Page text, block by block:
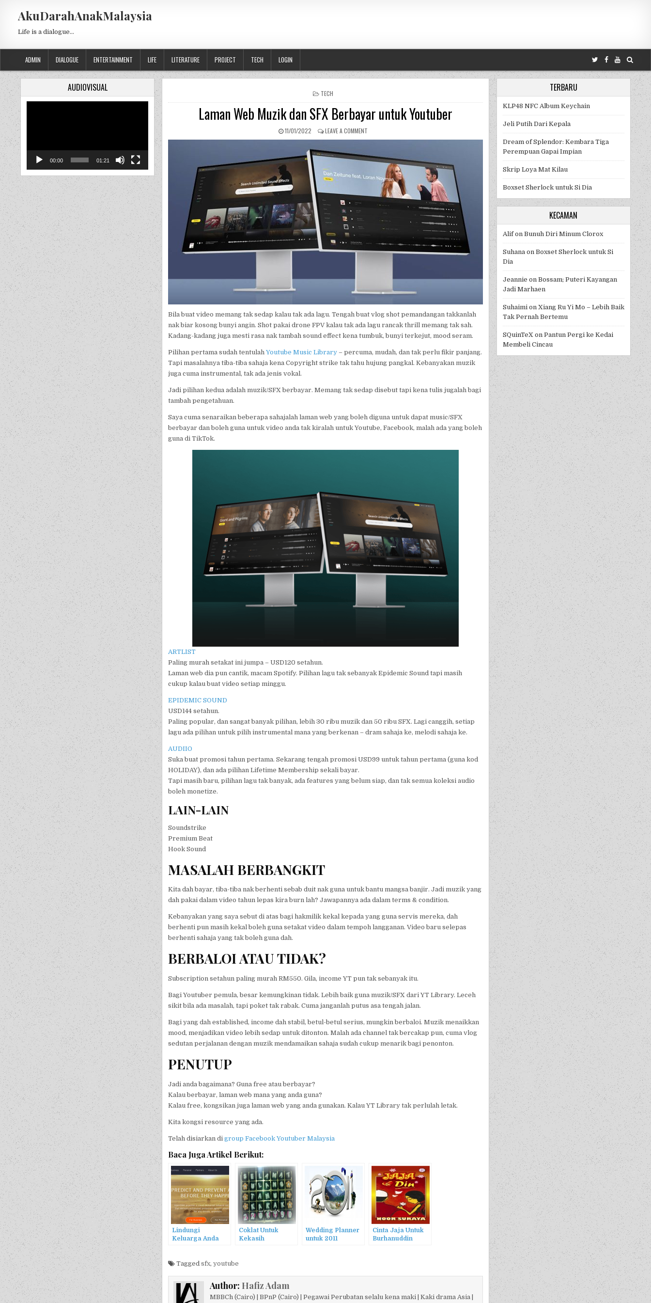
AkuDarahAnakMalaysia
Life is a dialogue…
ADMIN DIALOGUE ENTERTAINMENT LIFE LITERATURE PROJECT TECH LOGIN
POSTED IN
TECH
Laman Web Muzik dan SFX Berbayar untuk Youtuber
PUBLISHED DATE:
11/01/2022 LEAVE A COMMENTON LAMAN WEB MUZIK DAN SFX BERBAYAR UNTUK YOUTUBER
Bila buat video memang tak sedap kalau tak ada lagu. Tengah buat vlog shot pemandangan takkanlah
nak biar kosong bunyi angin. Shot pakai drone FPV kalau tak ada lagu rancak thrill memang tak sah.
Kadang-kadang juga mesti rasa nak tambah sound effect kena tumbuk, bunyi terkejut, mood seram.
Pilihan pertama sudah tentulahYoutube Music Library – percuma, mudah, dan tak perlu fikir panjang.
Tapi masalahnya tiba-tiba sahaja kena Copyright strike tak tahu hujung pangkal. Kebanyakan muzik
juga cuma instrumental, tak ada jenis vokal.
Jadi pilihan kedua adalah muzik/SFX berbayar. Memang tak sedap disebut tapi kena tulis jugalah bagi
tambah pengetahuan.
Saya cuma senaraikan beberapa sahajalah laman web yang boleh diguna untuk dapat music/SFX
berbayar dan boleh guna untuk video anda tak kiralah untuk Youtube, Facebook, malah ada yang boleh
guna di TikTok.
ARTLIST
Paling murah setakat ini jumpa – USD120 setahun.
Laman web dia pun cantik, macam Spotify. Pilihan lagu tak sebanyak Epidemic Sound tapi masih
cukup kalau buat video setiap minggu.
EPIDEMIC SOUND
USD144 setahun.
Paling popular, dan sangat banyak pilihan, lebih 30 ribu muzik dan 50 ribu SFX. Lagi canggih, setiap
lagu ada pilihan untuk pilih instrumental mana yang berkenan – dram sahaja ke, melodi sahaja ke.
AUDIIO
Suka buat promosi tahun pertama. Sekarang tengah promosi USD99 untuk tahun pertama (guna kod
HOLIDAY), dan ada pilihan Lifetime Membership sekali bayar.
Tapi masih baru, pilihan lagu tak banyak, ada features yang belum siap, dan tak semua koleksi audio
boleh monetize.
LAIN-LAIN
Soundstrike
Premium Beat
Hook Sound
MASALAH BERBANGKIT
Kita dah bayar, tiba-tiba nak berhenti sebab duit nak guna untuk bantu mangsa banjir. Jadi muzik yang
dah pakai dalam video tahun lepas kira burn lah? Jawapannya ada dalam terms & condition.
Kebanyakan yang saya sebut di atas bagi hakmilik kekal kepada yang guna servis mereka, dah
berhenti pun masih kekal boleh guna setakat video dalam tempoh langganan. Video baru selepas
berhenti sahaja yang tak boleh guna dah.
BERBALOI ATAU TIDAK?
Subscription setahun paling murah RM550. Gila, income YT pun tak sebanyak itu.
Bagi Youtuber pemula, besar kemungkinan tidak. Lebih baik guna muzik/SFX dari YT Library. Leceh
sikit bila ada masalah, tapi poket tak rabak. Cuma janganlah putus asa tengah jalan.
Bagi yang dah established, income dah stabil, betul-betul serius, mungkin berbaloi. Muzik menaikkan
mood, menjadikan video lebih sedap untuk ditonton. Malah ada channel tak bercakap pun, cuma vlog
sedutan perjalanan dengan muzik mendamaikan sahaja sudah cukup menarik bagi penonton.
PENUTUP
Jadi anda bagaimana? Guna free atau berbayar?
Kalau berbayar, laman web mana yang anda guna?
Kalau free, kongsikan juga laman web yang anda gunakan. Kalau YT Library tak perlulah letak.
Kita kongsi resource yang ada.
Telah disiarkan digroup Facebook Youtuber Malaysia
Baca Juga Artikel Berikut:
Lindungi
Keluarga Anda
Penipuan
Coklat Untuk
Kekasih
Wedding Planner
untuk 2011
Cinta Jaja Untuk
Burhanuddin
Taggedsfx,youtube
Author: Hafiz Adam
MBBCh (Cairo) | BPnP (Cairo) | Pegawai Perubatan selalu kena maki | Kaki drama Asia |
AUDIOVISUAL
00:00 01:21
TERBARU
KLP48 NFC Album Keychain
Jeli Putih Dari Kepala
Dream of Splendor: Kembara Tiga
Perempuan Gapai Impian
Skrip Loya Mat Kilau
Boxset Sherlock untuk Si Dia
KECAMAN
Alifon Bunuh Diri Minum Clorox
Suhanaon Boxset Sherlock untuk Si
Dia
Jeannie on Bossam; Puteri Kayangan
Jadi Marhaen
Suhaimion Xiang Ru Yi Mo – Lebih Baik
Tak Pernah Bertemu
SQuinTeXon Pantun Pergi ke Kedai
Membeli Cincau